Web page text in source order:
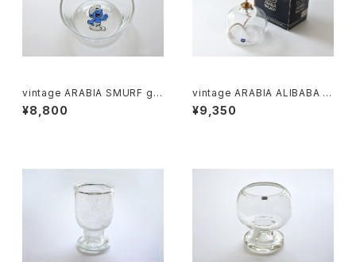
vintage ARABIA SMURF gla
ss bowl / ヴィンテージ アラビ
ア スマーフのガラスボウル
¥8,800
vintage ARABIA ALIBABA oi
l lamp clear with box / ヴィ
ンテージ アラビア アリババ オイ
¥9,350